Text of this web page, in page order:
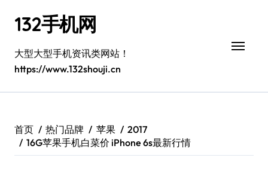
132手机网
大型大型手机资讯类网站！
https://www.132shouji.cn
首页 热门品牌 苹果
2017
16G苹果手机白菜价 iPhone 6s最新行情